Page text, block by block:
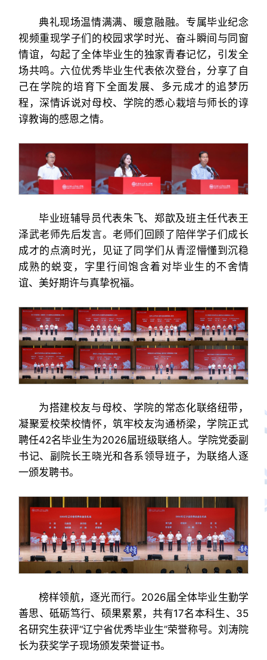
典礼现场温情满满、暖意融融。专属毕业纪念
视频重现学子们的校园求学时光、奋斗瞬间与同窗
情谊，勾起了全体毕业生的独家青春记忆，引发全
场共鸣。六位优秀毕业生代表依次登台，分享了自
己在学院的培育下全面发展、多元成才的追梦历
程，深情诉说对母校、学院的悉心栽培与师长的谆
谆教诲的感恩之情。
毕业班辅导员代表朱飞、郑歆及班主任代表王
泽武老师先后发言。老师们回顾了陪伴学子们成长
成才的点滴时光，见证了同学们从青涩懵懂到沉稳
成熟的蜕变，字里行间饱含着对毕业生的不舍情
谊、美好期许与真挚祝福。
为搭建校友与母校、学院的常态化联络纽带，
凝聚爱校荣校情怀，筑牢校友沟通桥梁，学院正式
聘任42名毕业生为2026届班级联络人。学院党委副
书记、副院长王晓光和各系领导班子，为联络人逐
一颁发聘书。
榜样领航，逐光而行。2026届全体毕业生勤学
善思、砥砺笃行、硕果累累，共有17名本科生、35
名研究生获评“辽宁省优秀毕业生”荣誉称号。刘涛院
长为获奖学子现场颁发荣誉证书。